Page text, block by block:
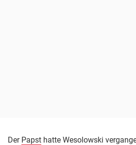
Der Papst hatte Wesolowski